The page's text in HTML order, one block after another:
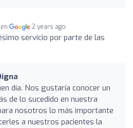
2 years ago
servicio por parte de las
día. Nos gustaría conocer un
de lo sucedido en nuestra
nosotros lo más importante
a nuestros pacientes la